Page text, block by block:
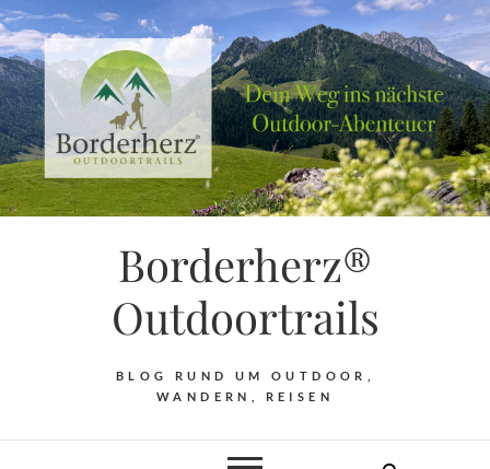
Borderherz®
Outdoortrails
BLOG RUND UM OUTDOOR,
WANDERN, REISEN